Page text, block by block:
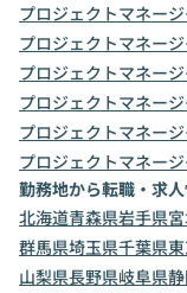
プロジェクトマネー
プロジェクトマネー
プロジェクトマネー
プロジェクトマネー
プロジェクトマネー
プロジェクトマネー
勤務地から転職・求
北海道青森県岩手県
群馬県埼玉県千葉県
山梨県長野県岐阜県